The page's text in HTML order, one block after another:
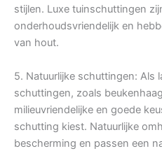
stijlen. Luxe tuinschuttingen
onderhoudsvriendelijk en
van hout.
5. Natuurlijke schuttingen: Als
schuttingen, zoals
milieuvriendelijke en goede
schutting kiest. Natuurlijke
bescherming en passen een